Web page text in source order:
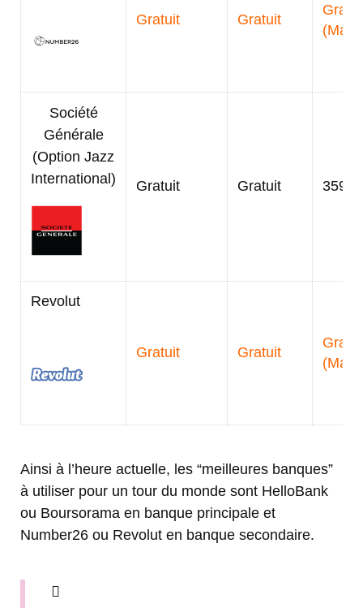
Gratuit Gratuit
Société
Générale
(Option Jazz
International)
Gratuit Gratuit
Revolut
Gratuit Gratuit
Ainsi à l’heure actuelle, les “meilleures banques”
à utiliser pour un tour du monde sont HelloBank
ou Boursorama en banque principale et
Number26 ou Revolut en banque secondaire.